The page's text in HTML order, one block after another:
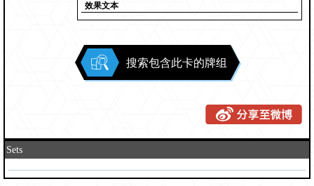
效果文本
搜索包含此卡的牌组
Sets